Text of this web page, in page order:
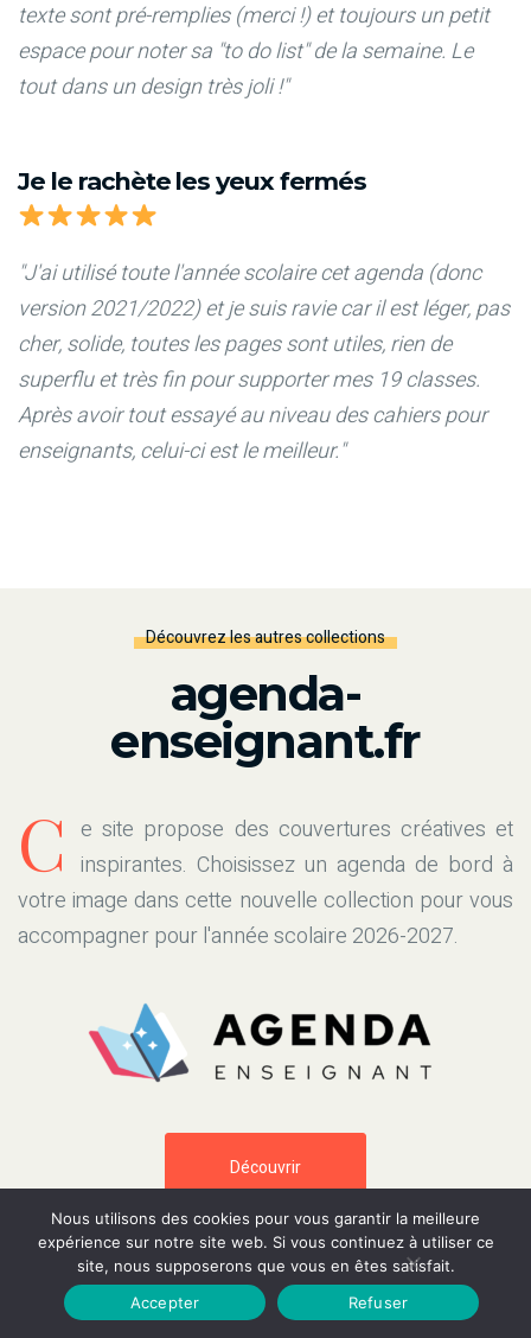
texte sont pré-remplies (merci !) et toujours un petit
espace pour noter sa "to do list" de la semaine. Le
tout dans un design très joli !"
Je le rachète les yeux fermés
"J'ai utilisé toute l'année scolaire cet agenda (donc
version 2021/2022) et je suis ravie car il est léger, pas
cher, solide, toutes les pages sont utiles, rien de
superflu et très fin pour supporter mes 19 classes.
Après avoir tout essayé au niveau des cahiers pour
enseignants, celui-ci est le meilleur."
Découvrez les autres collections
agenda-
enseignant.fr
C e site propose des couvertures créatives et
inspirantes. Choisissez un agenda de bord à
votre image dans cette nouvelle collection pour vous
accompagner pour l'année scolaire 2026-2027.
Découvrir
Nous utilisons des cookies pour vous garantir la meilleure
expérience sur notre site web. Si vous continuez à utiliser ce
site, nous supposerons que vous en êtes satisfait.
Accepter
Refuser